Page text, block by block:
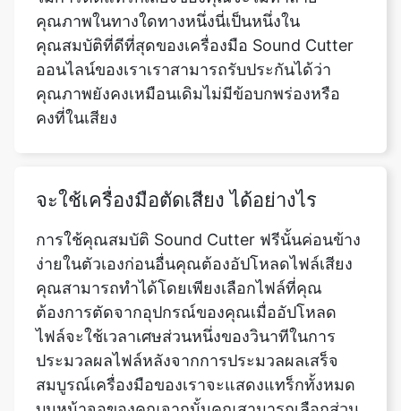
คุณภาพยังคงเหมือนเดิมไม่มีข้อบกพร่องหรือ
คงที่ในเสียง
จะใช้เครื่องมือตัดเสียง ได้อย่างไร
ง่ายในตัวเองก่อนอื่นคุณต้องอัปโหลดไฟล์เสียง
คุณสามารถทำได้โดยเพียงเลือกไฟล์ที่คุณ
ต้องการตัดจากอุปกรณ์ของคุณเมื่ออัปโหลด
ไฟล์จะใช้เวลาเศษส่วนหนึ่งของวินาทีในการ
ประมวลผลไฟล์หลังจากการประมวลผลเสร็จ
สมบูรณ์เครื่องมือของเราจะแสดงแทร็กทั้งหมด
บนหน้าจอของคุณจากนั้นคุณสามารถเลือกส่วน
เฉพาะของไฟล์เสียงที่คุณต้องการตัดเครื่องมือ
ของเรายังมีคุณสมบัติการซูมเข้าและออก เพื่อ
ความแม่นยำมากขึ้นในระหว่างการตัดหลังจาก